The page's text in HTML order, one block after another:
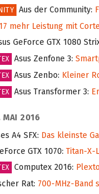
Aus der Community:
mehr Leistung mit
GeForce GTX 1080
Asus Zenfone 3:
Asus Zenbo: Kleiner
Asus Transformer 3:
MAI 2016
A4 SFX: Das kleinste
GTX 1070: Titan-X-
Computex 2016:
Rat: 700-MHz-Band